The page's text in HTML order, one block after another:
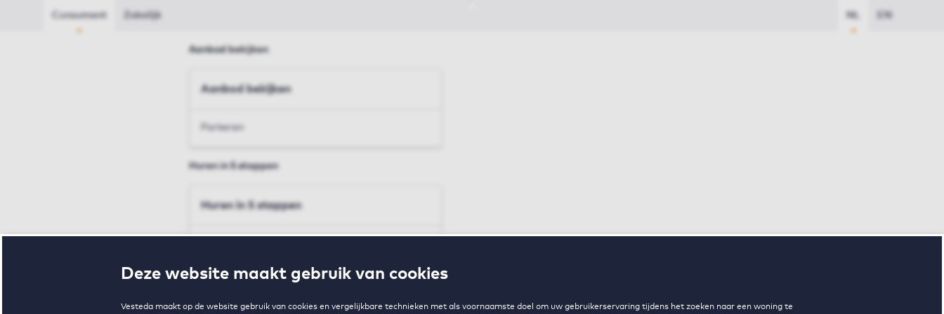
Deze website maakt gebruik van cookies
Vesteda maakt op de website gebruik van cookies en vergelijkbare technieken met als voornaamste doel om uw gebruikerservaring tijdens het zoeken naar een woning te
Consument Zakelijk NL EN
Aanbod bekijken
Aanbod bekijken
Parkeren
Huren in 5 stappen
Huren in 5 stappen
Voorwaarden en toewijzing